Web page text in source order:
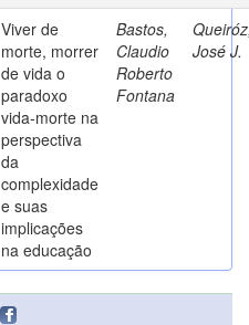
Viver de
morte, morrer
de vida o
paradoxo
vida-morte na
perspectiva
da
complexidade
e suas
implicações
na educação
Bastos,
Claudio
Roberto
Fontana
José J.